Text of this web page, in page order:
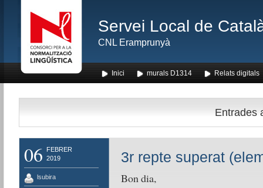
Servei Local de
CNL Eramprunyà
Inici murals D1314 Relats digitals
Entrades
06
FEBRER
2019
lsubira
3r repte superat
Bon dia,